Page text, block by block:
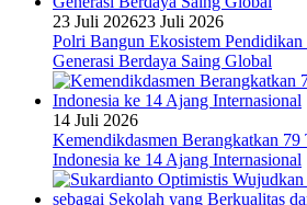
23 Juli 202623 Juli 2026
Polri Bangun Ekosistem
Generasi Berdaya Saing Global
14 Juli 2026
Kemendikdasmen Berangkatkan 79
Indonesia ke 14 Ajang Internasional